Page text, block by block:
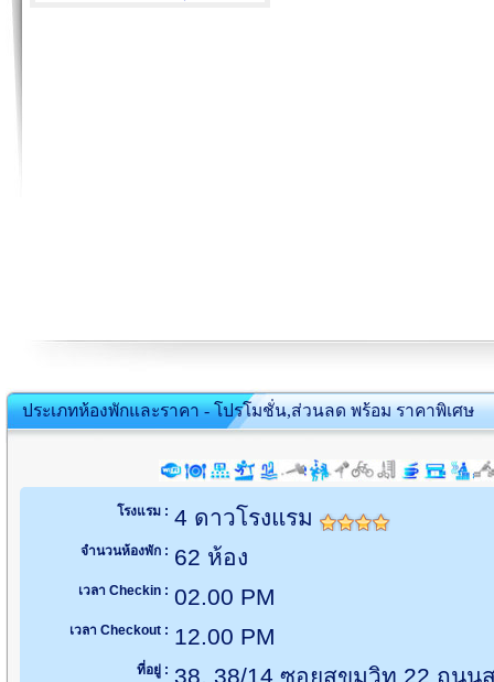
ประเภทห้องพักและราคา - โปรโมชั่น,ส่วนลด พร้อม ราคาพิเศษ
โรงแรม : 4 ดาวโรงแรม
จำนวนห้องพัก : 62 ห้อง
เวลา Checkin : 02.00 PM
เวลา Checkout : 12.00 PM
ที่อยู่ : 38, 38/14 ซอยสุขุมวิท 22 ถนน